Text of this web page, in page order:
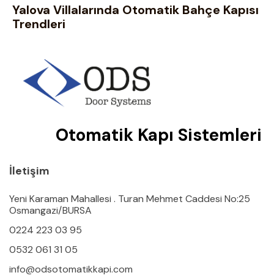
Yalova Villalarında Otomatik Bahçe Kapısı
Trendleri
Otomatik Kapı Sistemleri
İletişim
Yeni Karaman Mahallesi . Turan Mehmet Caddesi No:25
Osmangazi/BURSA
0224 223 03 95
0532 061 31 05
info@odsotomatikkapi.com